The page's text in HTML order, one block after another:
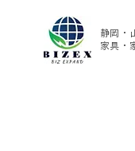
静岡・
家具・